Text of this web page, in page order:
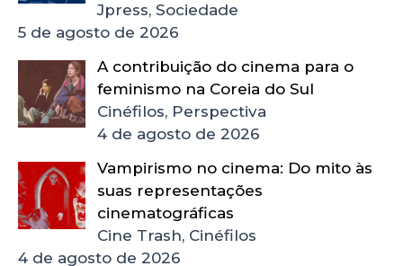
Jpress, Sociedade
5 de agosto de 2026
A contribuição do cinema para o
feminismo na Coreia do Sul
Cinéfilos, Perspectiva
4 de agosto de 2026
Vampirismo no cinema: Do mito às
suas representações
cinematográficas
Cine Trash, Cinéfilos
4 de agosto de 2026